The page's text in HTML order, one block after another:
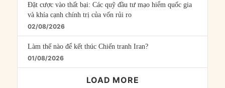
Đặt cược vào thất bại: Các quỹ đầu tư mạo hiểm quốc gia
và khía cạnh chính trị của vốn rủi ro
02/08/2026
Làm thế nào để kết thúc Chiến tranh Iran?
01/08/2026
LOAD MORE